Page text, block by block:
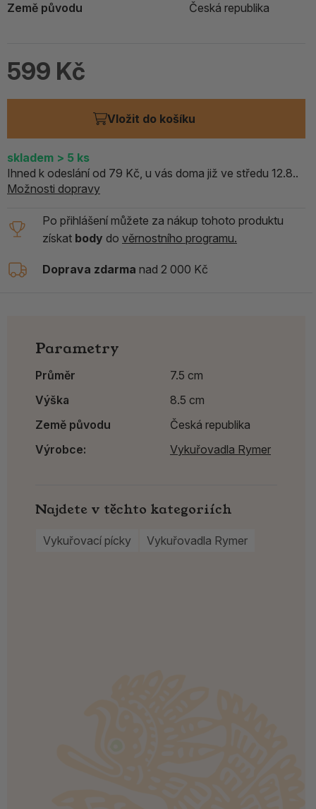
Země původu
Česká republika
599 Kč
Vložit do košíku
skladem > 5 ks
Ihned k odeslání od 79 Kč, u vás doma již ve středu 12.8..
Možnosti dopravy
Po přihlášení můžete za nákup tohoto produktu
získat body do věrnostního programu.
Doprava zdarma nad 2 000 Kč
Parametry
Průměr
7.5 cm
Výška
8.5 cm
Země původu
Česká republika
Výrobce:
Vykuřovadla Rymer
Najdete v těchto kategoriích
Vykuřovací pícky Vykuřovadla Rymer